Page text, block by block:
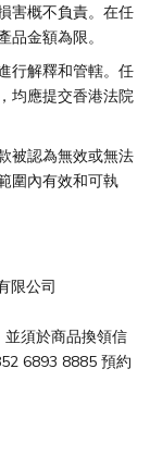
害概不負責。在任
金額為限。
行解釋和管轄。任
均應提交香港法院
被認為無效或無法
圍內有效和可執
限公司
須於商品換領信
6893 8885 預約